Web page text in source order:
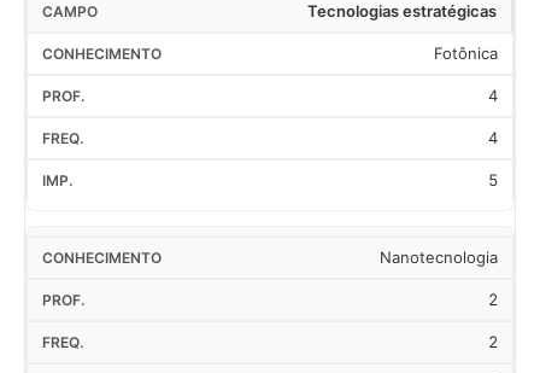
Tecnologias estratégicas
Fotônica
4
4
5
Nanotecnologia
2
2